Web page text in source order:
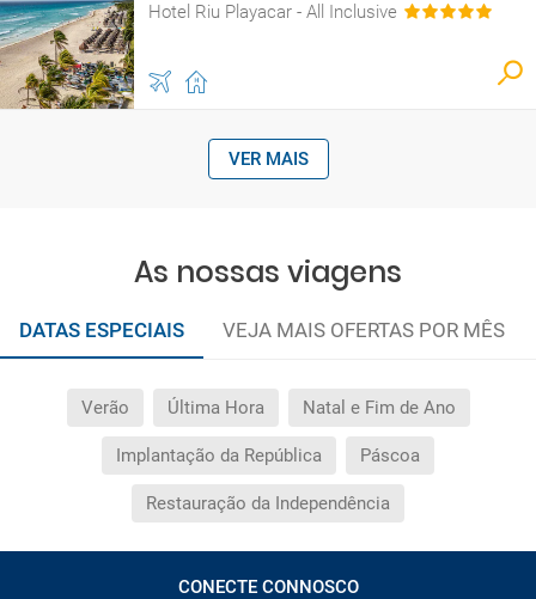
Hotel Riu Playacar - All Inclusive
VER MAIS
As nossas viagens
DATAS ESPECIAIS VEJA MAIS OFERTAS POR MÊS
Verão Última Hora Natal e Fim de Ano
Implantação da República Páscoa
Restauração da Independência
CONECTE CONNOSCO